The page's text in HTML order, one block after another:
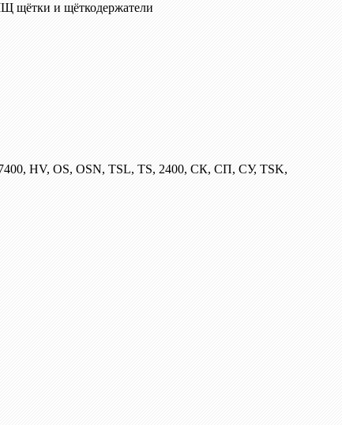
и щёткодержатели
HV, OS, OSN, TSL, TS, 2400, СК, СП, СУ, TSK,